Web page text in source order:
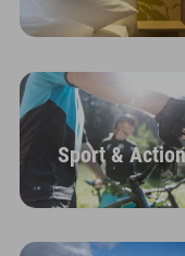
Sport & Action